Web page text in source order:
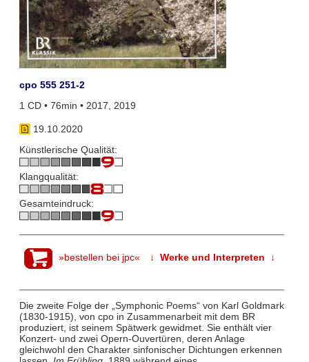
cpo 555 251-2
1 CD • 76min • 2017, 2019
19.10.2020
Künstlerische Qualität:
Klangqualität:
Gesamteindruck:
»bestellen bei jpc« ↓ Werke und Interpreten ↓
Die zweite Folge der „Symphonic Poems“ von Karl Goldmark
(1830-1915), von cpo in Zusammenarbeit mit dem BR
produziert, ist seinem Spätwerk gewidmet. Sie enthält vier
Konzert- und zwei Opern-Ouvertüren, deren Anlage
gleichwohl den Charakter sinfonischer Dichtungen erkennen